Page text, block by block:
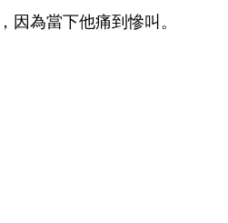
因為當下他痛到慘叫。